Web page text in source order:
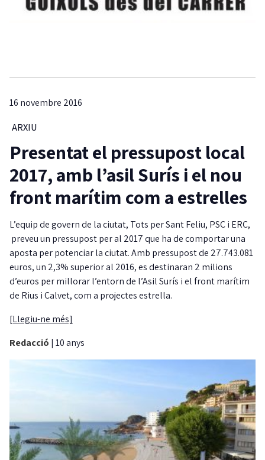
16 novembre 2016
ARXIU
Presentat el pressupost local
2017, amb l’asil Surís i el nou
front marítim com a estrelles
L’equip de govern de la ciutat, Tots per Sant Feliu, PSC i ERC,
preveu un pressupost per al 2017 que ha de comportar una
aposta per potenciar la ciutat. Amb pressupost de 27.743.081
euros, un 2,3% superior al 2016, es destinaran 2 milions
d’euros per millorar l’entorn de l’Asil Surís i el front marítim
de Rius i Calvet, com a projectes estrella.
[Llegiu-ne més]
Redacció | 10 anys